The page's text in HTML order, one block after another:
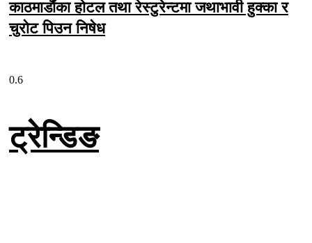
काठमाडौंका होटल तथा रेस्टुरेन्टमा जथाभावी हुक्का र
चुरोट पिउन निषेध
ट्रेन्डिङ